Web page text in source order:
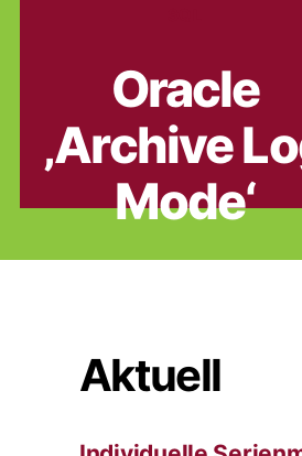
Oracle
‚Archive
Mode‘
Beiträge
Aktuell